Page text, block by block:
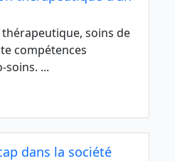
soins de
compétences
...
dans la société